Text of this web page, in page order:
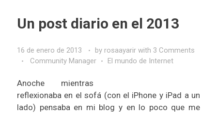
Un post diario en el 2013
16 de enero de 2013 by rosaayarir with 3 Comments
Community Manager
El mundo de Internet
Anoche mientras
reflexionaba en el sofá (con el iPhone y iPad a un
lado) pensaba en mi blog y en lo poco que me